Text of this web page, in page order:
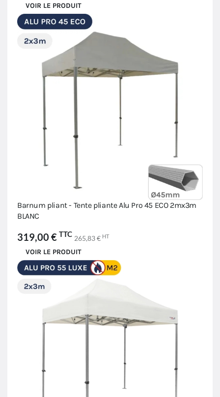
VOIR LE PRODUIT
Barnum pliant - Tente pliante Alu Pro 45 ECO 2mx3m
BLANC
319,00 € TTC 265,83 € HT
VOIR LE PRODUIT